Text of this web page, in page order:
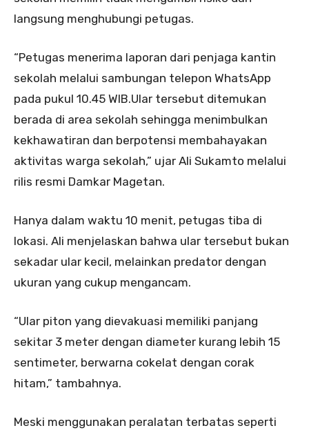
langsung menghubungi petugas.
“Petugas menerima laporan dari penjaga kantin
sekolah melalui sambungan telepon WhatsApp
pada pukul 10.45 WIB.Ular tersebut ditemukan
berada di area sekolah sehingga menimbulkan
kekhawatiran dan berpotensi membahayakan
aktivitas warga sekolah,” ujar Ali Sukamto melalui
rilis resmi Damkar Magetan.
Hanya dalam waktu 10 menit, petugas tiba di
lokasi. Ali menjelaskan bahwa ular tersebut bukan
sekadar ular kecil, melainkan predator dengan
ukuran yang cukup mengancam.
“Ular piton yang dievakuasi memiliki panjang
sekitar 3 meter dengan diameter kurang lebih 15
sentimeter, berwarna cokelat dengan corak
hitam,” tambahnya.
Meski menggunakan peralatan terbatas seperti